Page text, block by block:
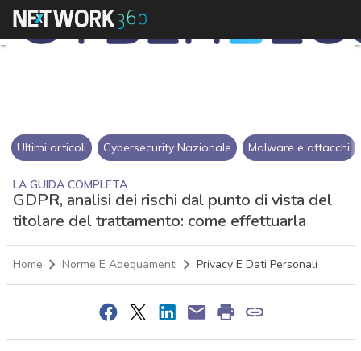
Ultimi articoli Cybersecurity Nazionale Malware e attacchi
LA GUIDA COMPLETA
GDPR, analisi dei rischi dal punto di vista del
titolare del trattamento: come effettuarla
Home Norme E Adeguamenti Privacy E Dati Personali